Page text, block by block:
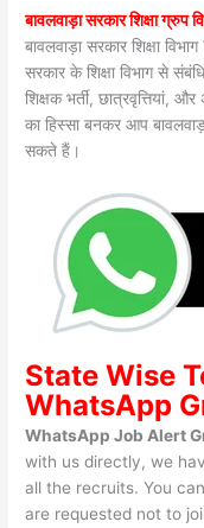
बावलवाड़ा सरकार शिक्षा
बावलवाड़ा सरकार शिक्षा
सरकार के शिक्षा विभाग से
शिक्षक भर्ती,
का हिस्सा बनकर आप
सकते हैं।
State Wise
WhatsApp
WhatsApp Job Alert
with us directly, we
all the recruits. You
are requested not to